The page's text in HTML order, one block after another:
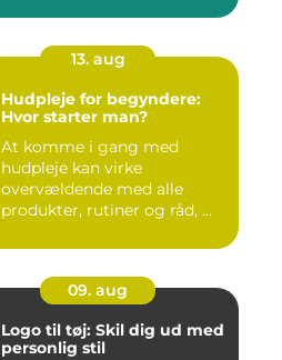
13. aug
Hudpleje for begyndere:
Hvor starter man?
At komme i gang med
hudpleje kan virke
overvældende med alle
produkter, rutiner og råd, ...
09. aug
Logo til tøj: Skil dig ud med
personlig stil